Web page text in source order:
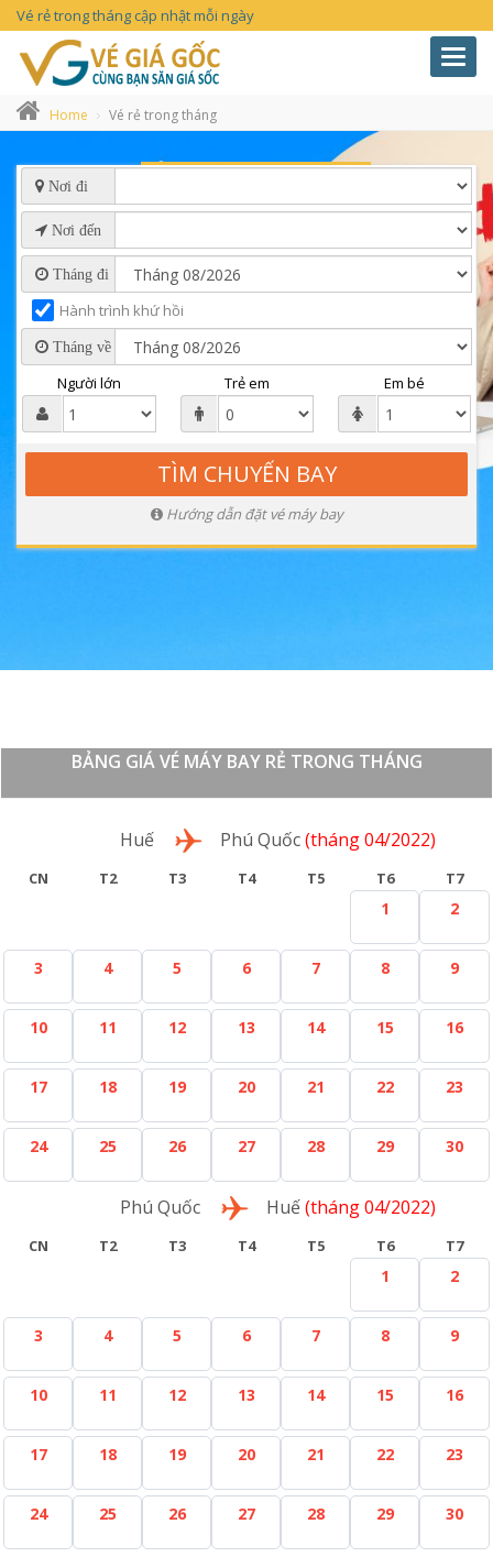
Vé rẻ trong tháng cập nhật mỗi ngày
Home Vé rẻ trong tháng
Nơi đi
Nơi đến
Tháng đi
Hành trình khứ hồi
Tháng về
Người lớn Trẻ em Em bé
Hướng dẫn đặt vé máy bay
BẢNG GIÁ VÉ MÁY BAY RẺ TRONG THÁNG
Huế Phú Quốc(tháng 04/2022)
CN T2 T3 T4 T5 T6 T7
1 2
3 4 5 6 7 8 9
10 11 12 13 14 15 16
17 18 19 20 21 22 23
24 25 26 27 28 29 30
Phú Quốc Huế(tháng 04/2022)
CN T2 T3 T4 T5 T6 T7
1 2
3 4 5 6 7 8 9
10 11 12 13 14 15 16
17 18 19 20 21 22 23
24 25 26 27 28 29 30